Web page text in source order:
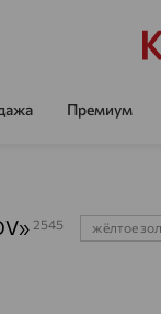
Премиум
2545 жёлтое